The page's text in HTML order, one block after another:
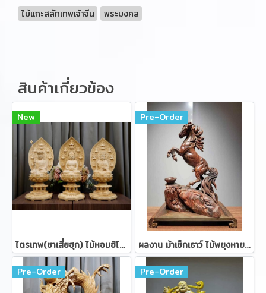
ไม้แกะสลักเทพเจ้าจีน
พระมงคล
สินค้าเกี่ยวข้อง
New
ไตรเทพ(ซาเสี่ยฮุก) ไม้หอมฮิโนกิ ขนาด 57 ซม.
Pre-Order
ผลงาน ม้าเซ็กเธาว์ ไม้พยุงหายาก ขนาด 38 ซม.
Pre-Order Pre-Order